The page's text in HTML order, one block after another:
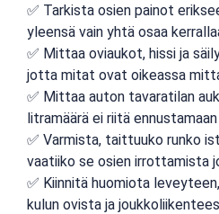
✅ Tarkista osien painot
yleensä vain yhtä osaa
✅ Mittaa oviaukot, hissi ja
jotta mitat ovat oikeassa
✅ Mittaa auton tavaratilan
litramäärä ei riitä
✅ Varmista, taittuuko runko
vaatiiko se osien irrottamista
✅ Kiinnitä huomiota
kulun ovista ja